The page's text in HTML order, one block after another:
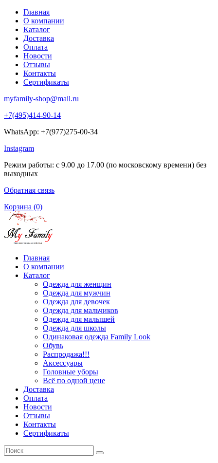
Главная
О компании
Каталог
Доставка
Оплата
Новости
Отзывы
Контакты
Сертификаты
myfamily-shop@mail.ru
+7(495)414-90-14
WhatsApp: +7(977)275-00-34
Instagram
Режим работы: с 9.00 до 17.00 (по московскому времени) без
выходных
Обратная связь
Корзина (0)
Главная
О компании
Каталог
Одежда для женщин
Одежда для мужчин
Одежда для девочек
Одежда для мальчиков
Одежда для малышей
Одежда для школы
Одинаковая одежда Family Look
Обувь
Распродажа!!!
Аксессуары
Головные уборы
Всё по одной цене
Доставка
Оплата
Новости
Отзывы
Контакты
Сертификаты